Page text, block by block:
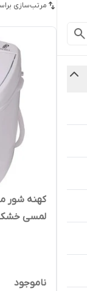
مرتب‌سازی
لمسی خشک
ناموجود